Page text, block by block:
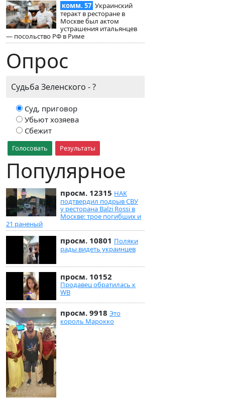
комм. 57 Украинский
теракт в ресторане в
Москве был актом
устрашения итальянцев
— посольство РФ в Риме
Опрос
Судьба Зеленского - ?
Суд, приговор
Убьют хозяева
Сбежит
Голосовать Результаты
Популярное
просм. 12315 НАК
подтвердил подрыв СВУ
у ресторана Balzi Rossi в
Москве: трое погибших и
21 раненый
просм. 10801 Поляки
рады видеть украинцев
просм. 10152
Продавец обратилась к
WB
просм. 9918 Это
король Марокко